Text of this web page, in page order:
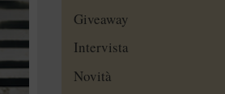
Giveaway
Intervista
Novità